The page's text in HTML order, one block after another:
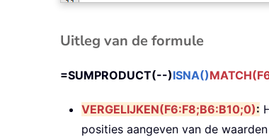
Uitleg van de formule
=SUMPRODUCT(--)ISNA()
VERGELIJKEN(F6:F8;B6:B10;0):
posities aangeven van de